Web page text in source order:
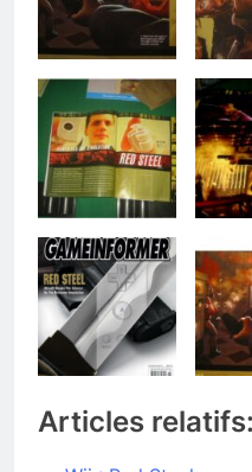
Articles relatifs: